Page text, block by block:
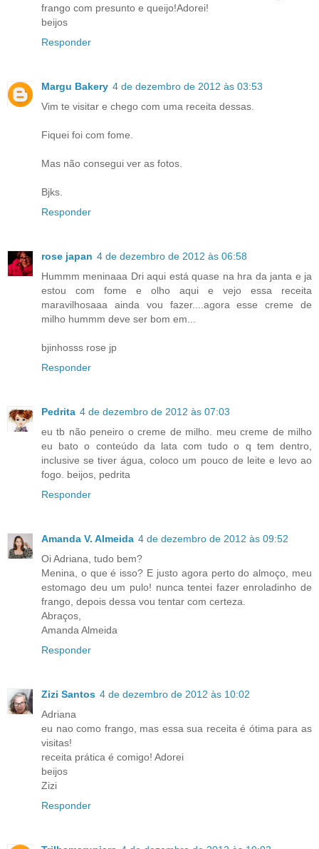
frango com presunto e queijo!Adorei!
beijos
Responder
Margu Bakery 4 de dezembro de 2012 às 03:53
Vim te visitar e chego com uma receita dessas.
Fiquei foi com fome.
Mas não consegui ver as fotos.
Bjks.
Responder
rose japan 4 de dezembro de 2012 às 06:58
Hummm meninaaa Dri aqui está quase na hra da janta e ja
estou com fome e olho aqui e vejo essa receita
maravilhosaaa ainda vou fazer....agora esse creme de
milho hummm deve ser bom em...
bjinhosss rose jp
Responder
Pedrita 4 de dezembro de 2012 às 07:03
eu tb não peneiro o creme de milho. meu creme de milho
eu bato o conteúdo da lata com tudo o q tem dentro,
inclusive se tiver água, coloco um pouco de leite e levo ao
fogo. beijos, pedrita
Responder
Amanda V. Almeida 4 de dezembro de 2012 às 09:52
Oi Adriana, tudo bem?
Menina, o que é isso? E justo agora perto do almoço, meu
estomago deu um pulo! nunca tentei fazer enroladinho de
frango, depois dessa vou tentar com certeza.
Abraços,
Amanda Almeida
Responder
Zizi Santos 4 de dezembro de 2012 às 10:02
Adriana
eu nao como frango, mas essa sua receita é ótima para as
visitas!
receita prática é comigo! Adorei
beijos
Zizi
Responder